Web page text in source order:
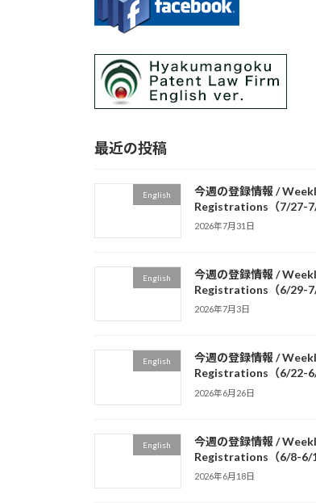
最近の投稿
English
今週の登録情報 /
Registrations（7/27-7/
2026年7月31日
English
今週の登録情報 /
Registrations（6/29-7/
2026年7月3日
English
今週の登録情報 /
Registrations（6/22-6/
2026年6月26日
English
今週の登録情報 /
Registrations（6/8-6/
2026年6月18日